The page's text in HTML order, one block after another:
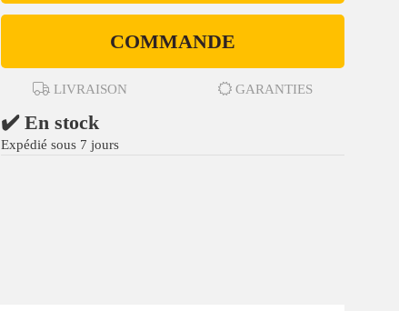
COMMANDE
LIVRAISON GARANTIES
✔️ En stock
Expédié sous 7 jours